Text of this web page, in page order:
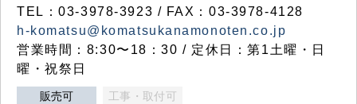
TEL：03-3978-3923 / FAX：03-3978-4128
h-komatsu@komatsukanamonoten.co.jp
営業時間：8:30〜18：30 / 定休日：第1土曜・日
曜・祝祭日
販売可 工事・取付可